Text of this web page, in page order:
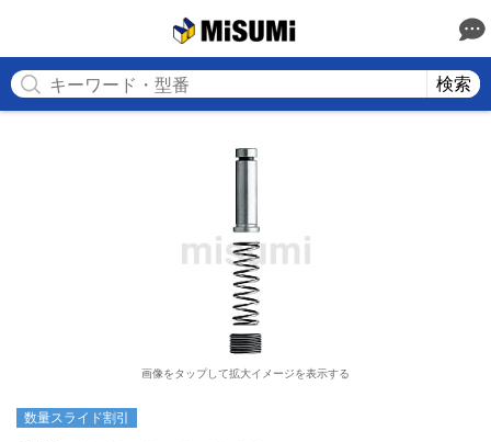
検索
画像をタップして拡大イメージを表示する
数量スライド割引